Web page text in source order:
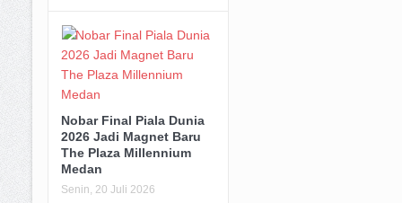
Nobar Final Piala Dunia
2026 Jadi Magnet Baru
The Plaza Millennium
Medan